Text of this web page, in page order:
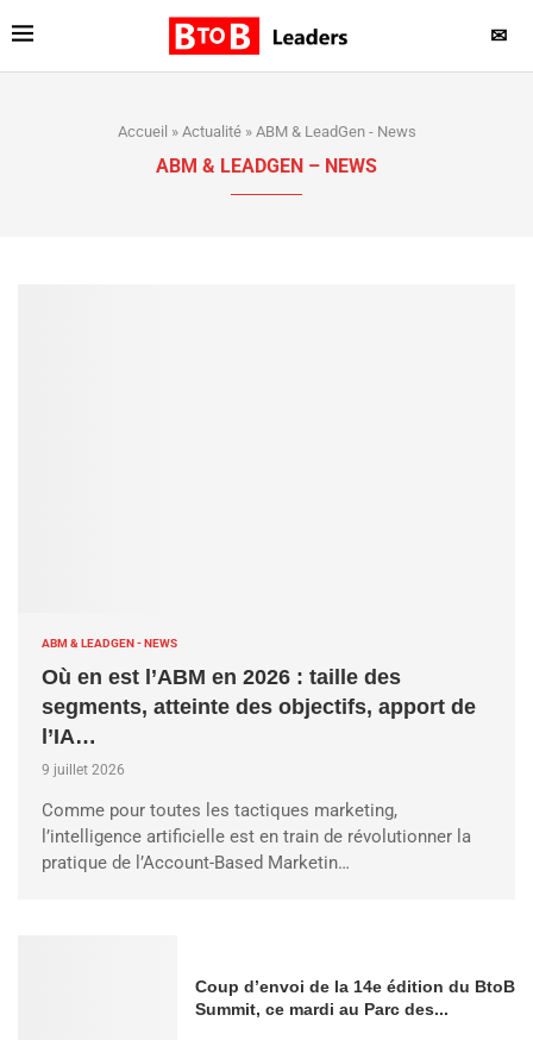
✉
Accueil » Actualité» ABM & LeadGen - News
ABM & LEADGEN – NEWS
ABM & LEADGEN - NEWS
Où en est l’ABM en 2026 : taille des
segments, atteinte des objectifs, apport de
l’IA…
9 juillet 2026
Comme pour toutes les tactiques marketing,
l’intelligence artificielle est en train de révolutionner la
pratique de l’Account-Based Marketin…
Coup d’envoi de la 14e édition du BtoB
Summit, ce mardi au Parc des...